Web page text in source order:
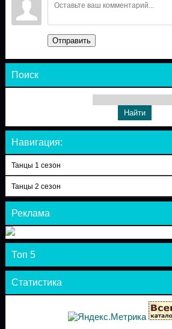
Отправить
Поиск
Навигация:
Танцы 1 сезон
Танцы 2 сезон
Реклама
Топ 5
Статистика